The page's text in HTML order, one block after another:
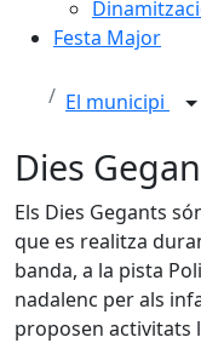
Festa Major
El municipi
Dies
Els Dies Gegants
que es realitza
banda, a la pista
nadalenc per als
proposen activitats